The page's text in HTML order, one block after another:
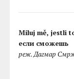
Miluj mě, jestli
если сможешь
реж. Дагмар